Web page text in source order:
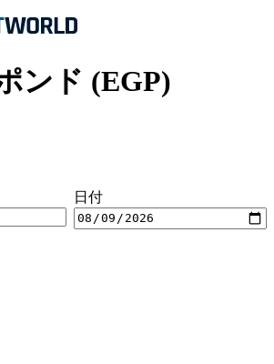
ンド (EGP)
日付